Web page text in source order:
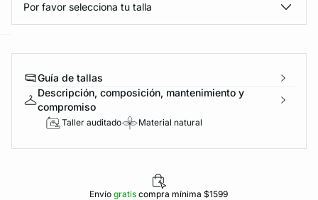
Por favor selecciona tu talla
Guía de tallas
Descripción, composición, mantenimiento y
compromiso
Taller auditado Material natural
Envíogratiscompra mínima $1599